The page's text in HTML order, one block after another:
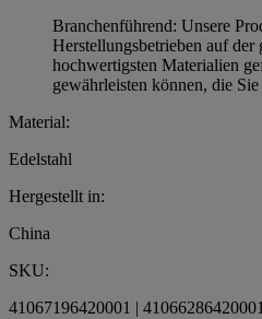
Branchenführend: Unsere
Herstellungsbetrieben auf der
hochwertigsten Materialien
gewährleisten können, die
Material:
Edelstahl
Hergestellt in:
China
SKU:
41067196420001 | 41066286420001